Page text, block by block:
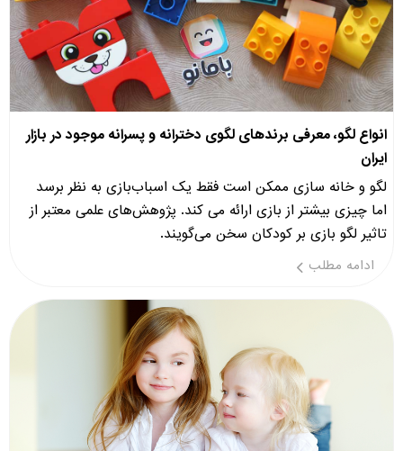
انواع لگو، معرفی برندهای لگوی دخترانه و پسرانه موجود در بازار
ایران
لگو و خانه سازی ممکن است فقط یک اسباب‌بازی به نظر برسد
اما چیزی بیشتر از بازی ارائه می کند. پژوهش‌های علمی معتبر از
تاثیر لگو بازی بر کودکان سخن می‌گویند.
ادامه مطلب